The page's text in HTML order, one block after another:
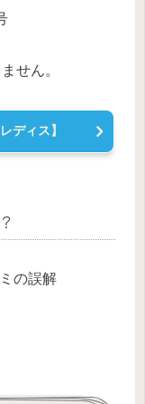
せん。
ディス】
の誤解